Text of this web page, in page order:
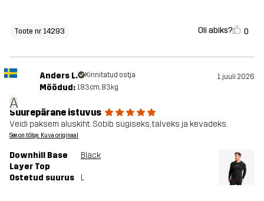
Toote nr 14293 Oli abiks? 0
A
Anders L. Kinnitatud ostja 1. juuli 2026
Mõõdud: 183cm, 83kg
Suurepärane istuvus
Veidi paksem aluskiht. Sobib sügiseks, talveks ja kevadeks.
See on tõlge. Kuva originaal
Downhill Base
Layer Top
Black
Ostetud suurus L